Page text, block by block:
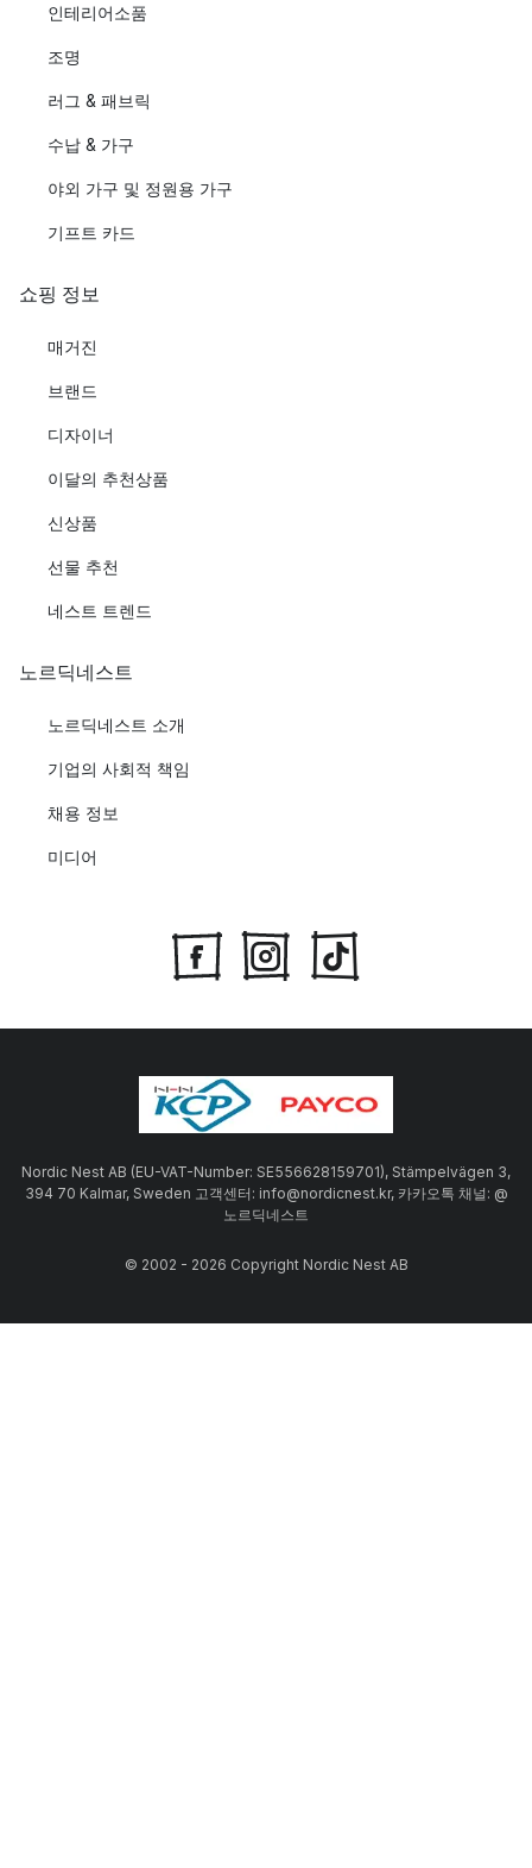
인테리어소품
조명
러그 & 패브릭
수납 & 가구
야외 가구 및 정원용 가구
기프트 카드
쇼핑 정보
매거진
브랜드
디자이너
이달의 추천상품
신상품
선물 추천
네스트 트렌드
노르딕네스트
노르딕네스트 소개
기업의 사회적 책임
채용 정보
미디어
Nordic Nest AB (EU-VAT-Number: SE556628159701), Stämpelvägen 3,
394 70 Kalmar, Sweden 고객센터: info@nordicnest.kr, 카카오톡 채널: @
노르딕네스트
© 2002 - 2026 Copyright Nordic Nest AB